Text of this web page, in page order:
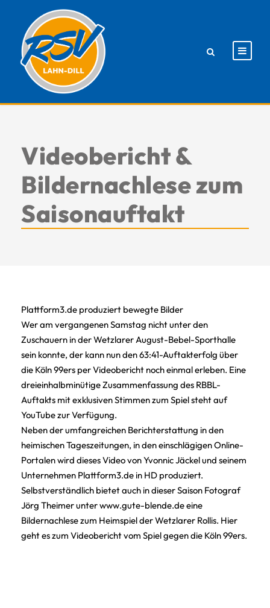
Videobericht &
Bildernachlese zum
Saisonauftakt
Plattform3.de produziert bewegte Bilder
Wer am vergangenen Samstag nicht unter den
Zuschauern in der Wetzlarer August-Bebel-Sporthalle
sein konnte, der kann nun den 63:41-Auftakterfolg über
die Köln 99ers per Videobericht noch einmal erleben. Eine
dreieinhalbminütige Zusammenfassung des RBBL-
Auftakts mit exklusiven Stimmen zum Spiel steht auf
YouTube zur Verfügung.
Neben der umfangreichen Berichterstattung in den
heimischen Tageszeitungen, in den einschlägigen Online-
Portalen wird dieses Video von Yvonnic Jäckel und seinem
Unternehmen Plattform3.de in HD produziert.
Selbstverständlich bietet auch in dieser Saison Fotograf
Jörg Theimer unter www.gute-blende.de eine
Bildernachlese zum Heimspiel der Wetzlarer Rollis. Hier
geht es zum Videobericht vom Spiel gegen die Köln 99ers.